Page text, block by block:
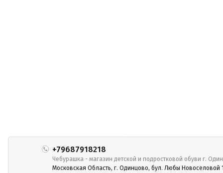
+79687918218
Чебурашка - магазин детской и подростковой обуви г.
Московская Область, г. Одинцово, бул. Любы Новоселовой